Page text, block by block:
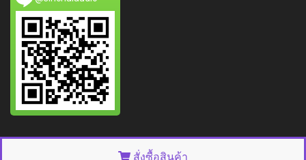
สั่งซื้อสินค้า
© Copyright 2015 All right reserved. MakeWebEasy.com